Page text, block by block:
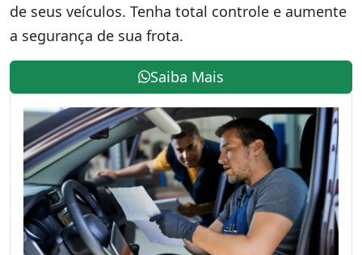
de seus veículos. Tenha total controle e aumente
a segurança de sua frota.
Saiba Mais